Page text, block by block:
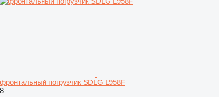
фронтальный погрузчик SDLG L958F
8